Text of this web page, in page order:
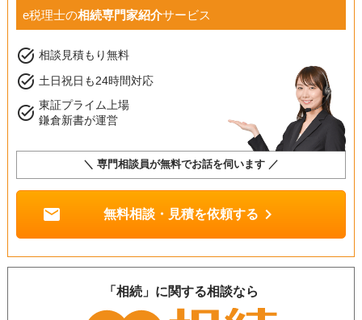
e税理士の相続専門家紹介サービス
task_alt 相談見積もり無料
task_alt 土日祝日も24時間対応
task_alt 東証プライム上場
鎌倉新書が運営
＼ 専門相談員が無料でお話を伺います ／
mail 無料相談・見積を依頼する chevron_right
「相続」に関する相談なら